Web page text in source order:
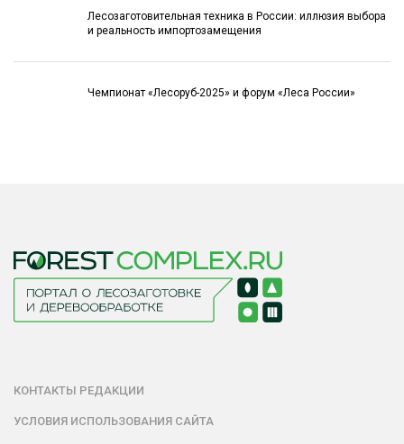
Лесозаготовительная техника в России: иллюзия выбора
и реальность импортозамещения
Чемпионат «Лесоруб-2025» и форум «Леса России»
КОНТАКТЫ РЕДАКЦИИ
УСЛОВИЯ ИСПОЛЬЗОВАНИЯ САЙТА